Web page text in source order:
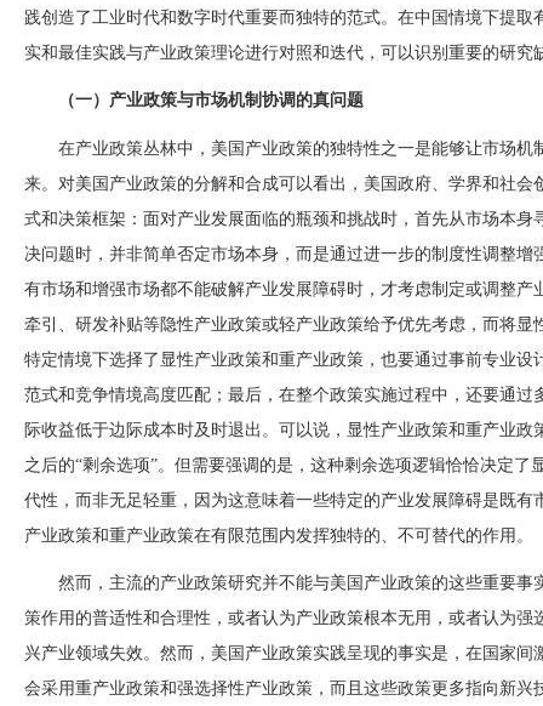
践创造了工业时代和数字时代重要而独特的范式。在中国情境下提
实和最佳实践与产业政策理论进行对照和迭代，可以识别重要的研究
（一）产业政策与市场机制协调的真问题
在产业政策丛林中，美国产业政策的独特性之一是能够让市场
来。对美国产业政策的分解和合成可以看出，美国政府、学界和社
式和决策框架：面对产业发展面临的瓶颈和挑战时，首先从市场本
决问题时，并非简单否定市场本身，而是通过进一步的制度性调整
有市场和增强市场都不能破解产业发展障碍时，才考虑制定或调整
牵引、研发补贴等隐性产业政策或轻产业政策给予优先考虑，而将
特定情境下选择了显性产业政策和重产业政策，也要通过事前专业
范式和竞争情境高度匹配；最后，在整个政策实施过程中，还要通
际收益低于边际成本时及时退出。可以说，显性产业政策和重产业
之后的“剩余选项”。但需要强调的是，这种剩余选项逻辑恰恰决定
代性，而非无足轻重，因为这意味着一些特定的产业发展障碍是既
产业政策和重产业政策在有限范围内发挥独特的、不可替代的作用。
然而，主流的产业政策研究并不能与美国产业政策的这些重要
策作用的普适性和合理性，或者认为产业政策根本无用，或者认为
兴产业领域失效。然而，美国产业政策实践呈现的事实是，在国家
会采用重产业政策和强选择性产业政策，而且这些政策更多指向新